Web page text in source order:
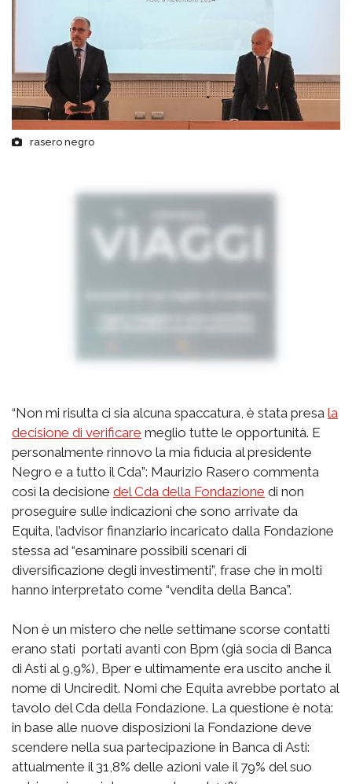
rasero negro
“Non mi risulta ci sia alcuna spaccatura, è stata presa la
decisione di verificare meglio tutte le opportunità. E
personalmente rinnovo la mia fiducia al presidente
Negro e a tutto il Cda”: Maurizio Rasero commenta
così la decisione del Cda della Fondazione di non
proseguire sulle indicazioni che sono arrivate da
Equita, l’advisor finanziario incaricato dalla Fondazione
stessa ad “esaminare possibili scenari di
diversificazione degli investimenti”, frase che in molti
hanno interpretato come “vendita della Banca”.
Non è un mistero che nelle settimane scorse contatti
erano stati portati avanti con Bpm (già socia di Banca
di Asti al 9,9%), Bper e ultimamente era uscito anche il
nome di Unciredit. Nomi che Equita avrebbe portato al
tavolo del Cda della Fondazione. La questione è nota:
in base alle nuove disposizioni la Fondazione deve
scendere nella sua partecipazione in Banca di Asti:
attualmente il 31,8% delle azioni vale il 79% del suo